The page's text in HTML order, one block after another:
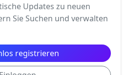
Updates zu neuen
Sie Suchen und verwalten
registrieren